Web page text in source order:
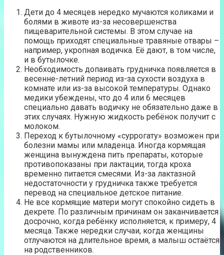
Дети до 4 месяцев нередко мучаются коликами и
болями в животе из-за несовершенства
пищеварительной системы. В этом случае на
помощь приходят специальные травяные отвары –
например, укропная водичка. Её дают, в том числе,
и в бутылочке.
Необходимость допаивать грудничка появляется в
весенне-летний период из-за сухости воздуха в
комнате или из-за высокой температуры. Однако
медики убеждены, что до 4 или 6 месяцев
специально давать водичку не обязательно даже в
этих случаях. Нужную жидкость ребёнок получит с
молоком.
Переход к бутылочному «суррогату» возможен при
болезни мамы или младенца. Иногда кормящая
женщина вынуждена пить препараты, которые
противопоказаны при лактации, тогда кроха
временно питается смесями. Из-за лактазной
недостаточности у грудничка также требуется
перевод на специальное детское питание.
Не все кормящие матери могут спокойно сидеть в
декрете. По различным причинам он заканчивается
досрочно, когда ребёнку исполняется, к примеру, 4
месяца. Также нередки случаи, когда женщины
отлучаются на длительное время, а малыш остаётся
на родственников.